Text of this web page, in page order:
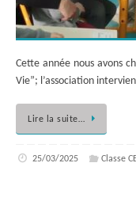
Cette année nous avons
Vie”; l’association
Lire la suite…
25/03/2025 Classe